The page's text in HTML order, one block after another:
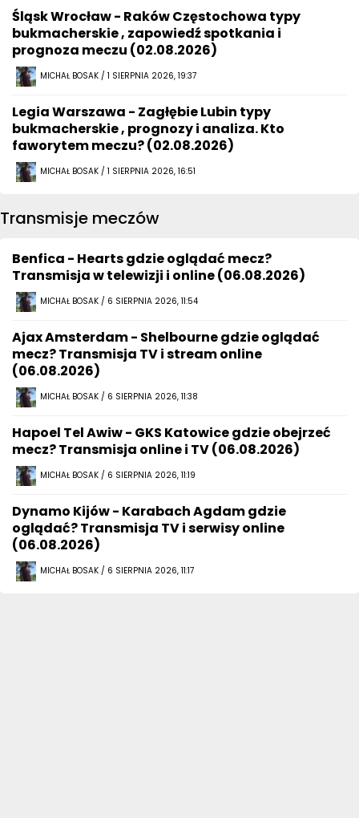
Śląsk Wrocław - Raków Częstochowa typy
bukmacherskie , zapowiedź spotkania i
prognoza meczu (02.08.2026)
MICHAŁ BOSAK / 1 SIERPNIA 2026, 19:37
Legia Warszawa - Zagłębie Lubin typy
bukmacherskie , prognozy i analiza. Kto
faworytem meczu? (02.08.2026)
MICHAŁ BOSAK / 1 SIERPNIA 2026, 16:51
Transmisje meczów
Benfica - Hearts gdzie oglądać mecz?
Transmisja w telewizji i online (06.08.2026)
MICHAŁ BOSAK / 6 SIERPNIA 2026, 11:54
Ajax Amsterdam - Shelbourne gdzie oglądać
mecz? Transmisja TV i stream online
(06.08.2026)
MICHAŁ BOSAK / 6 SIERPNIA 2026, 11:38
Hapoel Tel Awiw - GKS Katowice gdzie obejrzeć
mecz? Transmisja online i TV (06.08.2026)
MICHAŁ BOSAK / 6 SIERPNIA 2026, 11:19
Dynamo Kijów - Karabach Agdam gdzie
oglądać? Transmisja TV i serwisy online
(06.08.2026)
MICHAŁ BOSAK / 6 SIERPNIA 2026, 11:17